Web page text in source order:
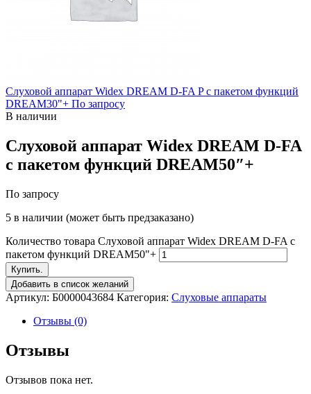
Слуховой аппарат Widex DREAM D-FA P c пакетом функций
DREAM30"+ По запросу
В наличии
Слуховой аппарат Widex DREAM D-FA
c пакетом функций DREAM50″+
По запросу
5 в наличии (может быть предзаказано)
Количество товара Слуховой аппарат Widex DREAM D-FA c
пакетом функций DREAM50"+
Купить.
Добавить в список желаний
Артикул: Б0000043684 Категория: Слуховые аппараты
Отзывы (0)
Отзывы
Отзывов пока нет.